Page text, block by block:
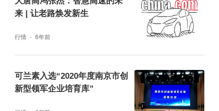
来 | 让老路焕发新生
行情 6年前
可兰素入选“2020年度南京市创
新型领军企业培育库”